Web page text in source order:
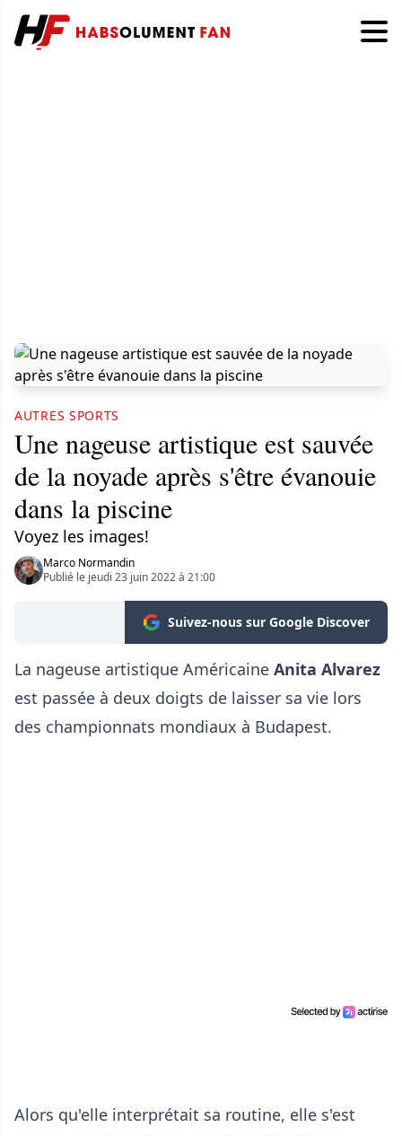
AUTRES SPORTS
Une nageuse artistique est sauvée
de la noyade après s'être évanouie
dans la piscine
Voyez les images!
Marco Normandin
Publié le jeudi 23 juin 2022 à 21:00
Suivez-nous sur Google Discover
La nageuse artistique Américaine Anita Alvarez
est passée à deux doigts de laisser sa vie lors
des championnats mondiaux à Budapest.
Alors qu'elle interprétait sa routine, elle s'est